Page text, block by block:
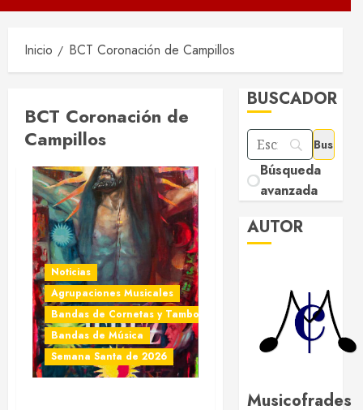
principal
Inicio BCT Coronación de Campillos
BCT Coronación de
Campillos
Noticias
Agrupaciones Musicales
Bandas de Cornetas y Tambores
Bandas de Música
Semana Santa de 2026
BUSCADOR
Búsqueda
avanzada
AUTOR
Musicofrades